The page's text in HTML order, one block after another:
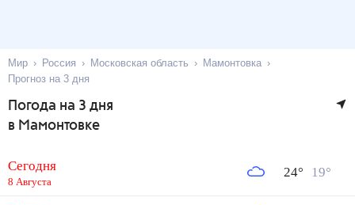
Мир Россия Московская область
Мамонтовка
Прогноз на 3 дня
Погода на 3 дня
в Мамонтовке
Сегодня
8 Августа
24° 19°